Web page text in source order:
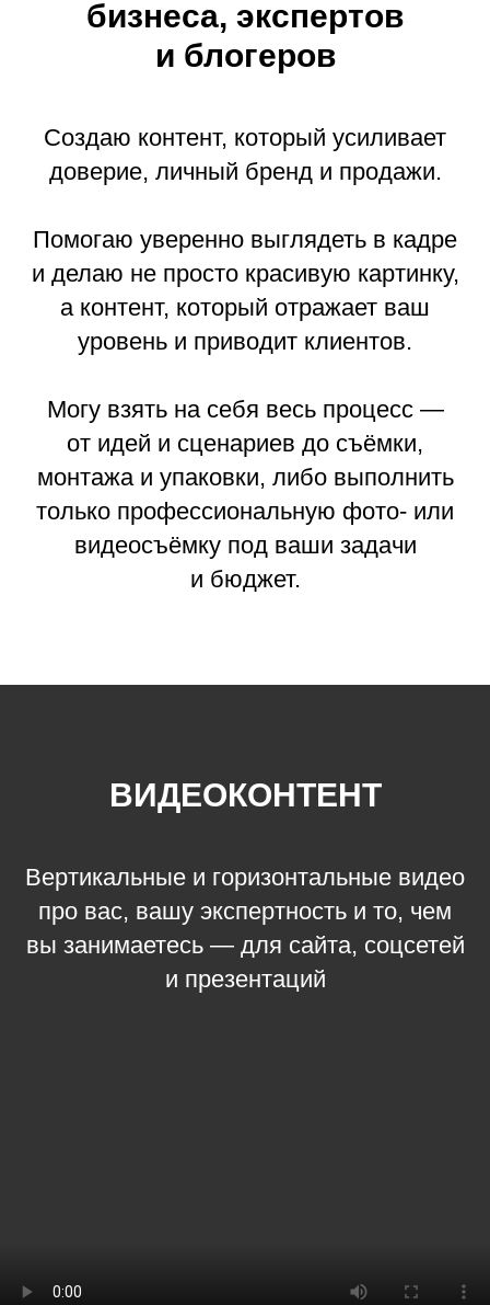
бизнеса, экспертов
и блогеров
Создаю контент, который усиливает
доверие, личный бренд и продажи.
Помогаю уверенно выглядеть в кадре
и делаю не просто красивую картинку,
а контент, который отражает ваш
уровень и приводит клиентов.
Могу взять на себя весь процесс —
от идей и сценариев до съёмки,
монтажа и упаковки, либо выполнить
только профессиональную фото- или
видеосъёмку под ваши задачи
и бюджет.
ВИДЕОКОНТЕНТ
Вертикальные и горизонтальные видео
про вас, вашу экспертность и то, чем
вы занимаетесь — для сайта, соцсетей
и презентаций